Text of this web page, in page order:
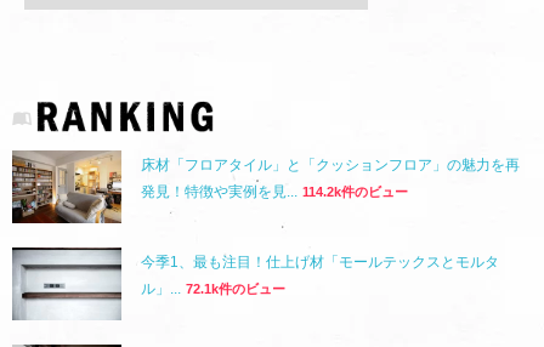
床材「フロアタイル」と「クッションフロア」の魅力を再
発見！特徴や実例を見...
114.2k件のビュー
今季1、最も注目！仕上げ材「モールテックスとモルタ
ル」...
72.1k件のビュー